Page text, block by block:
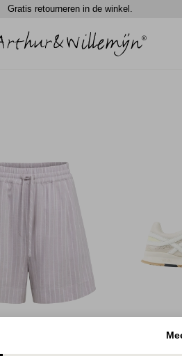
Gratis retourneren in de winkel.